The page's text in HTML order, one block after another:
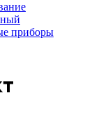
приборы